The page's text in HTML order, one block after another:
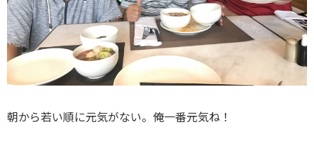
朝から若い順に元気がない。俺一番元気ね！